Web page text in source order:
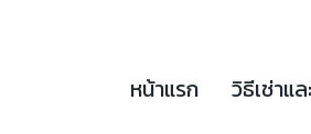
หน้าแรก วิธีเช่าแ